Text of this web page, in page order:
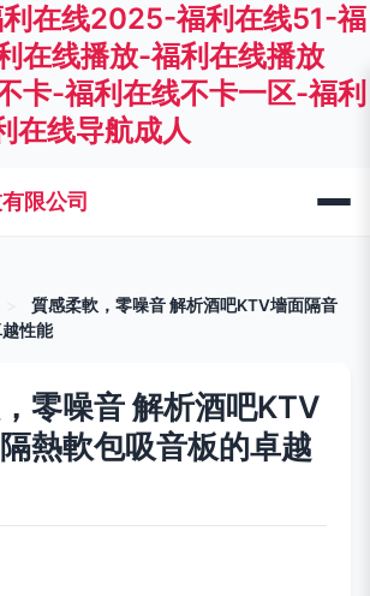
在线2025-福利在线51-福
在线播放-福利在线播放
卡-福利在线不卡一区-福利
在线导航成人
限公司
質感柔軟，零噪音 解析酒吧KTV墻面隔音
性能
零噪音 解析酒吧KTV
熱軟包吸音板的卓越